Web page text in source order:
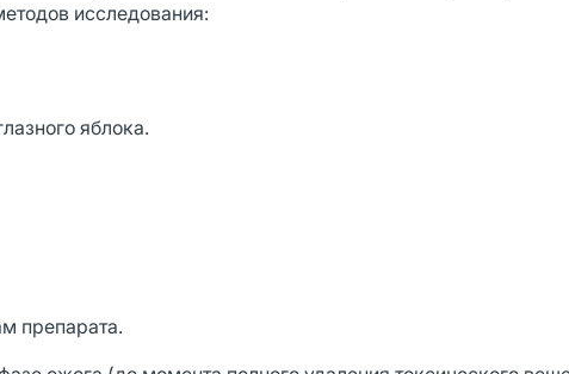
исследования:
яблока.
препарата.